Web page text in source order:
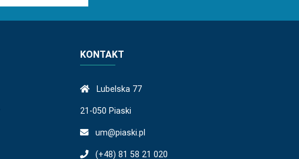
KONTAKT
Lubelska 77
21-050 Piaski
um@piaski.pl
(+48) 81 58 21 020